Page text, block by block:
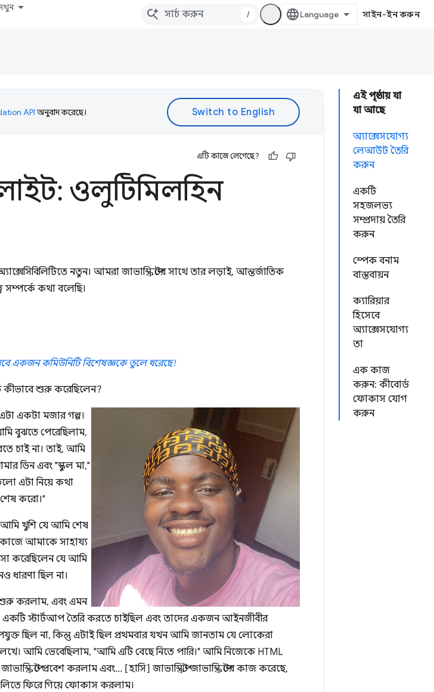
/ সাইন-ইন করুন
এই পৃষ্ঠায় যা
যা আছে
অ্যাক্সেসযোগ্য
লেআউট তৈরি
করুন
একটি
সহজলভ্য
সম্প্রদায় তৈরি
করুন
স্পেক বনাম
বাস্তবায়ন
ক্যারিয়ার
হিসেবে
অ্যাক্সেসযোগ্য
তা
এক কাজ
করুন: কীবোর্ড
ফোকাস যোগ
করুন
APIঅনুবাদ করেছে।
এটি কাজে লেগেছে?
ওলুটিমিলহিন
নতুন। আমরা জাভাস্ক্রিপ্টের সাথে তার লড়াই, আন্তর্জাতিক
সম্পর্কে কথা বলেছি।
একজন কমিউনিটি বিশেষজ্ঞকে তুলে ধরেছে!
কীভাবে শুরু করেছিলেন?
একটা মজার গল্প।
বুঝতে পেরেছিলাম,
চাই না। তাই, আমি
ডিন এবং "স্কুল মা,"
এটা নিয়ে কথা
করো।"
খুশি যে আমি শেষ
কাজে আমাকে সাহায্য
করেছিলেন যে আমি
ধারণা ছিল না।
করলাম, এবং এমন
স্টার্টআপ তৈরি করতে চাইছিল এবং তাদের একজন আইনজীবীর
ছিল না, কিন্তু এটাই ছিল প্রথমবার যখন আমি জানতাম যে লোকেরা
আমি ভেবেছিলাম, "আমি এটি বেছে নিতে পারি।" আমি নিজেকে HTML
প্রবেশ করলাম এবং... [হাসি] জাভাস্ক্রিপ্ট জাভাস্ক্রিপ্টের কাজ করেছে,
ফিরে গিয়ে ফোকাস করলাম।